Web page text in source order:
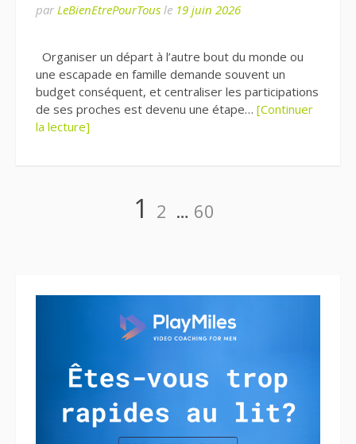
par LeBienEtrePourTous le 19 juin 2026
Organiser un départ à l’autre bout du monde ou
une escapade en famille demande souvent un
budget conséquent, et centraliser les participations
de ses proches est devenu une étape… [Continuer
la lecture]
Page
1 Page
2 … Page
60